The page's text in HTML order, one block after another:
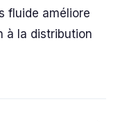
fluide améliore
à la distribution